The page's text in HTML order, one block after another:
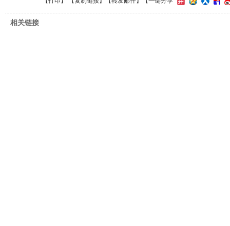
相关链接